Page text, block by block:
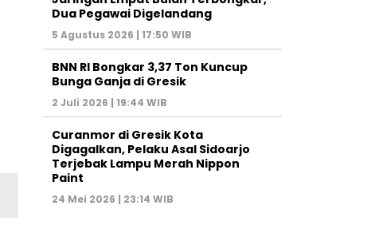
Dua Pegawai Digelandang
5 Agustus 2026 | 17:50 WIB
BNN RI Bongkar 3,37 Ton Kuncup
Bunga Ganja di Gresik
2 Juli 2026 | 19:44 WIB
Curanmor di Gresik Kota
Digagalkan, Pelaku Asal Sidoarjo
Terjebak Lampu Merah Nippon
Paint
24 Mei 2026 | 23:14 WIB